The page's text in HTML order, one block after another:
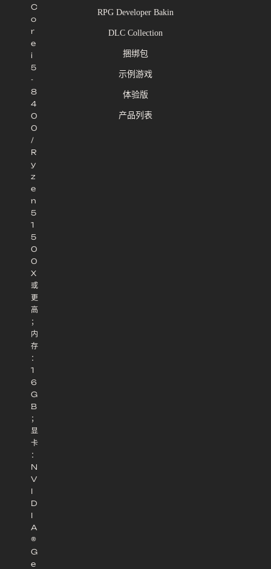
C
o
r
e
i
5
-
8
4
0
0
/
R
y
z
e
n
5
1
5
0
0
X
或
更
高
；
内
存
：
1
6
G
B
；
显
卡
：
N
V
I
D
I
A
®
G
e
RPG Developer Bakin
DLC Collection
捆绑包
示例游戏
体验版
产品列表